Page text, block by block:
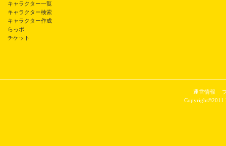
キャラクター一覧
キャラクター検索
キャラクター作成
らっポ
チケット
運営情報
Copyright©2011